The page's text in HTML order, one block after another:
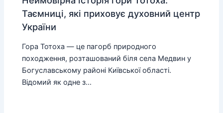
Таємниці, які приховує духовний центр
України
Гора Тотоха — це пагорб природного
походження, розташований біля села Медвин у
Богуславському районі Київської області.
Відомий як одне з…